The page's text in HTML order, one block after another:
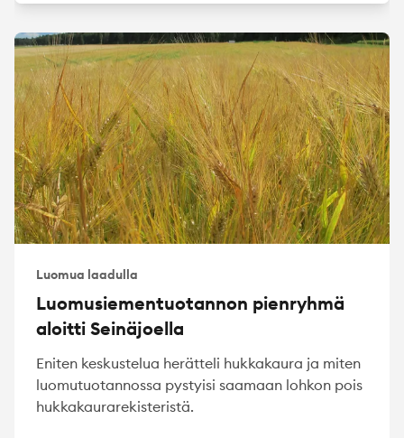
Luomua laadulla
Luomusiementuotannon pienryhmä
aloitti Seinäjoella
Eniten keskustelua herätteli hukkakaura ja miten
luomutuotannossa pystyisi saamaan lohkon pois
hukkakaurarekisteristä.